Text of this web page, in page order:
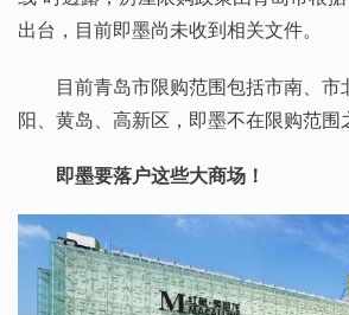
出台，目前即墨尚未收到相关文件。
目前青岛市限购范围包括市南、
阳、黄岛、高新区，即墨不在限购范围
即墨要落户这些大商场！